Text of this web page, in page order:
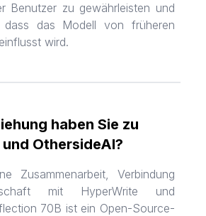
Benutzer zu gewährleisten und
dass das Modell von früheren
wird.
haben Sie zu
OthersideAI?
Zusammenarbeit, Verbindung
mit HyperWrite und
70B ist ein Open-Source-